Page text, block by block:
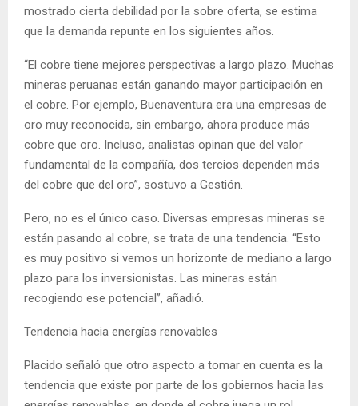
mostrado cierta debilidad por la sobre oferta, se estima
que la demanda repunte en los siguientes años.
“El cobre tiene mejores perspectivas a largo plazo. Muchas
mineras peruanas están ganando mayor participación en
el cobre. Por ejemplo, Buenaventura era una empresas de
oro muy reconocida, sin embargo, ahora produce más
cobre que oro. Incluso, analistas opinan que del valor
fundamental de la compañía, dos tercios dependen más
del cobre que del oro”, sostuvo a Gestión.
Pero, no es el único caso. Diversas empresas mineras se
están pasando al cobre, se trata de una tendencia. “Esto
es muy positivo si vemos un horizonte de mediano a largo
plazo para los inversionistas. Las mineras están
recogiendo ese potencial”, añadió.
Tendencia hacia energías renovables
Placido señaló que otro aspecto a tomar en cuenta es la
tendencia que existe por parte de los gobiernos hacia las